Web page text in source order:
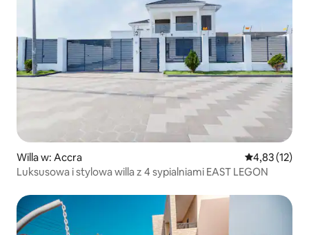
Willa w: Accra Średnia
4,83 (12)
Luksusowa i stylowa willa z 4 sypialniami EAST LEGON